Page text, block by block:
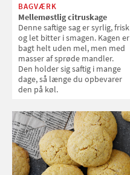
BAGVÆRK
Mellemøstlig citruskage
Denne saftige sag er syrlig, frisk
og let bitter i smagen. Kagen er
bagt helt uden mel, men med
masser af sprøde mandler.
Den holder sig saftig i mange
dage, så længe du opbevarer
den på køl.